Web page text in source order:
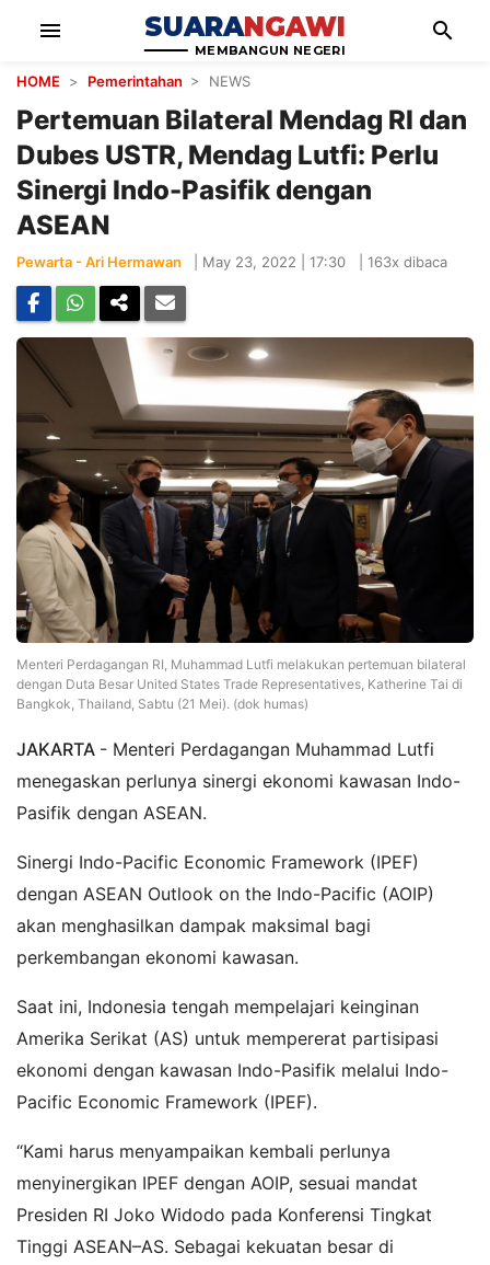
menu SUARANGAWI
MEMBANGUN NEGERI
search
HOME > Pemerintahan > NEWS
Pertemuan Bilateral Mendag RI dan
Dubes USTR, Mendag Lutfi: Perlu
Sinergi Indo-Pasifik dengan
ASEAN
Pewarta - Ari Hermawan May 23, 2022 | 17:30 163x dibaca
Menteri Perdagangan RI, Muhammad Lutfi melakukan pertemuan bilateral
dengan Duta Besar United States Trade Representatives, Katherine Tai di
Bangkok, Thailand, Sabtu (21 Mei). (dok humas)
JAKARTA - Menteri Perdagangan Muhammad Lutfi
menegaskan perlunya sinergi ekonomi kawasan Indo-
Pasifik dengan ASEAN.
Sinergi Indo-Pacific Economic Framework (IPEF)
dengan ASEAN Outlook on the Indo-Pacific (AOIP)
akan menghasilkan dampak maksimal bagi
perkembangan ekonomi kawasan.
Saat ini, Indonesia tengah mempelajari keinginan
Amerika Serikat (AS) untuk mempererat partisipasi
ekonomi dengan kawasan Indo-Pasifik melalui Indo-
Pacific Economic Framework (IPEF).
“Kami harus menyampaikan kembali perlunya
menyinergikan IPEF dengan AOIP, sesuai mandat
Presiden RI Joko Widodo pada Konferensi Tingkat
Tinggi ASEAN–AS. Sebagai kekuatan besar di